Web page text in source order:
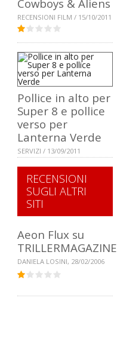
Cowboys & Aliens
RECENSIONI FILM / 15/10/2011
Pollice in alto per
Super 8 e pollice
verso per
Lanterna Verde
SERVIZI / 13/09/2011
RECENSIONI
SUGLI ALTRI
SITI
Aeon Flux su
TRILLERMAGAZINE
DANIELA LOSINI, 28/02/2006